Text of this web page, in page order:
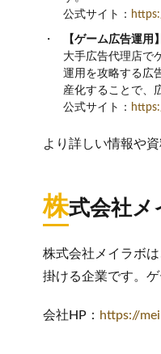
公式サイト：
【ゲーム広告運用
大手広告代理店で
運用を攻略する広
産化することで、
公式サイト：
より詳しい情報や
株式会社メ
株式会社メイラボ
掛ける企業です。
会社HP： https://